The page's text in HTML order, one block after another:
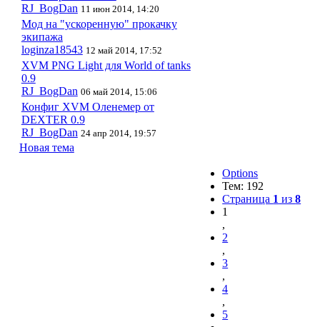
RJ_BogDan 11 июн 2014, 14:20
Мод на "ускоренную" прокачку
экипажа
loginza18543 12 май 2014, 17:52
XVM PNG Light для World of tanks
0.9
RJ_BogDan 06 май 2014, 15:06
Конфиг XVM Оленемер от
DEXTER 0.9
RJ_BogDan 24 апр 2014, 19:57
Новая тема
Options
Тем: 192
Страница 1 из8
1
,
2
,
3
,
4
,
5